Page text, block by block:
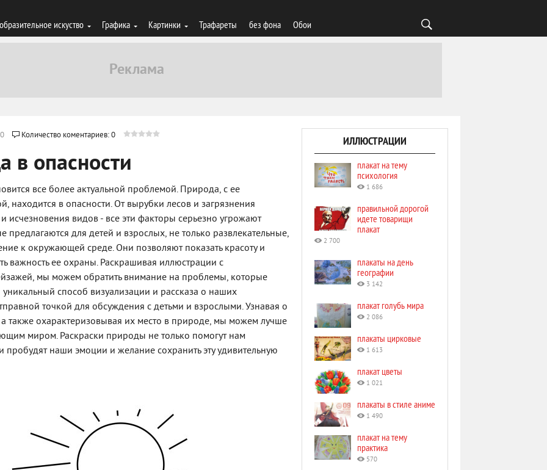
искуство Графика Картинки Трафареты без фона Обои
Количество коментариев: 0
в опасности
все более актуальной проблемой. Природа, с ее
находится в опасности. От вырубки лесов и загрязнения
видов - все эти факторы серьезно угрожают
предлагаются для детей и взрослых, не только развлекательные,
к окружающей среде. Они позволяют показать красоту и
важность ее охраны. Раскрашивая иллюстрации с
мы можем обратить внимание на проблемы, которые
способ визуализации и рассказа о наших
точкой для обсуждения с детьми и взрослыми. Узнавая о
также охарактеризовывая их место в природе, мы можем лучше
миром. Раскраски природы не только помогут нам
пробудят наши эмоции и желание сохранить эту удивительную
ИЛЛЮСТРАЦИИ
плакат на тему
психология
1 686
правильной дорогой
идете товарищи
плакат
2 700
плакаты на день
географии
3 142
плакат голубь мира
2 086
плакаты цирковые
1 613
плакат цветы
1 021
плакаты в стиле аниме
1 490
плакат на тему
практика
570